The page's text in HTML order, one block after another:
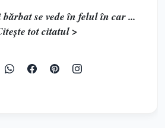
se vede în felul în car ...
tot citatul >